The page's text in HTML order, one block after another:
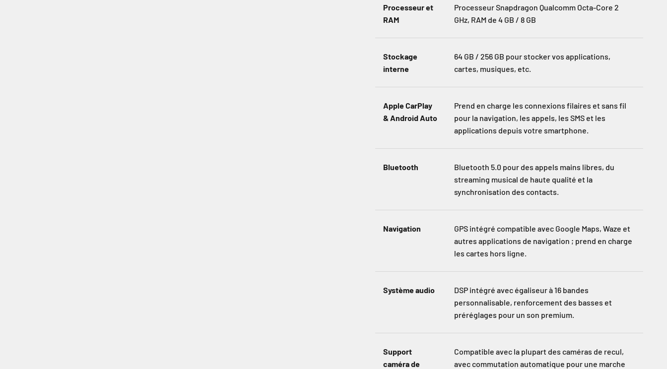
Processeur et
RAM
Processeur Snapdragon Qualcomm Octa-Core 2
GHz, RAM de 4 GB / 8 GB
Stockage
interne
64 GB / 256 GB pour stocker vos applications,
cartes, musiques, etc.
Apple CarPlay
& Android Auto
Prend en charge les connexions filaires et sans fil
pour la navigation, les appels, les SMS et les
applications depuis votre smartphone.
Bluetooth
Bluetooth 5.0 pour des appels mains libres, du
streaming musical de haute qualité et la
synchronisation des contacts.
Navigation
GPS intégré compatible avec Google Maps, Waze et
autres applications de navigation ; prend en charge
les cartes hors ligne.
Système audio
DSP intégré avec égaliseur à 16 bandes
personnalisable, renforcement des basses et
préréglages pour un son premium.
Support
caméra de
Compatible avec la plupart des caméras de recul,
avec commutation automatique pour une marche